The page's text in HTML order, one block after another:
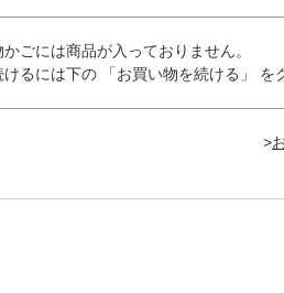
ごには商品が入っておりません。
るには下の 「お買い物を続ける」 を
>